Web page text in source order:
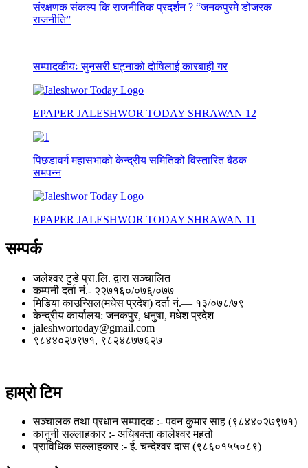
संरक्षणक संकल्प कि राजनीतिक प्रदर्शन ? “जनकपुरमे डोजरक
राजनीति”
सम्पादकीयः सुनसरी घट्नाको दोषिलाई कारबाही गर
EPAPER JALESHWOR TODAY SHRAWAN 12
पिछडावर्ग महासभाको केन्द्रीय समितिको विस्तारित बैठक
समपन्न
EPAPER JALESHWOR TODAY SHRAWAN 11
सम्पर्क
जलेश्वर टुडे प्रा.लि. द्वारा सञ्चालित
कम्पनी दर्ता नं.- २२७१६०/०७६्/०७७
मिडिया काउन्सिल(मधेस प्रदेश) दर्ता नं.— १३/०७८/७९
केन्द्रीय कार्यालय: जनकपुर, धनुषा, मधेश प्रदेश
jaleshwortoday@gmail.com
९८४४०२७९७१, ९८२४८७७६२७
हाम्रो टिम
सञ्चालक तथा प्रधान सम्पादक :- पवन कुमार साह (९८४४०२७९७१)
कानुनी सल्लाहकार :- अधिबक्ता कालेश्वर महतो
प्राविधिक सल्लाहकार :- ई. चन्देश्वर दास (९८६०१५५०८९)